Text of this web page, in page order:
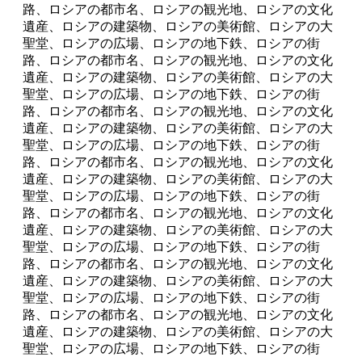
路、ロシアの都市名、ロシアの観光地、ロシアの文化
遺産、ロシアの建築物、ロシアの美術館、ロシアの大
聖堂、ロシアの広場、ロシアの地下鉄、ロシアの街
路、ロシアの都市名、ロシアの観光地、ロシアの文化
遺産、ロシアの建築物、ロシアの美術館、ロシアの大
聖堂、ロシアの広場、ロシアの地下鉄、ロシアの街
路、ロシアの都市名、ロシアの観光地、ロシアの文化
遺産、ロシアの建築物、ロシアの美術館、ロシアの大
聖堂、ロシアの広場、ロシアの地下鉄、ロシアの街
路、ロシアの都市名、ロシアの観光地、ロシアの文化
遺産、ロシアの建築物、ロシアの美術館、ロシアの大
聖堂、ロシアの広場、ロシアの地下鉄、ロシアの街
路、ロシアの都市名、ロシアの観光地、ロシアの文化
遺産、ロシアの建築物、ロシアの美術館、ロシアの大
聖堂、ロシアの広場、ロシアの地下鉄、ロシアの街
路、ロシアの都市名、ロシアの観光地、ロシアの文化
遺産、ロシアの建築物、ロシアの美術館、ロシアの大
聖堂、ロシアの広場、ロシアの地下鉄、ロシアの街
路、ロシアの都市名、ロシアの観光地、ロシアの文化
遺産、ロシアの建築物、ロシアの美術館、ロシアの大
聖堂、ロシアの広場、ロシアの地下鉄、ロシアの街